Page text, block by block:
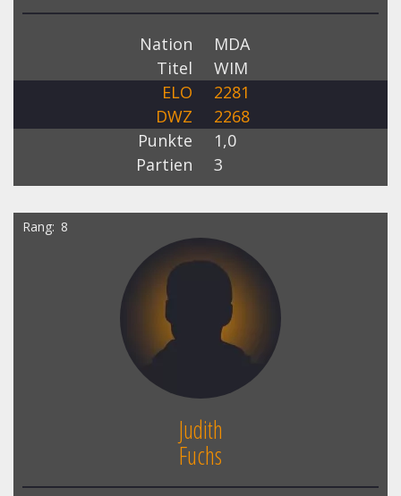
Nation
MDA
Titel
WIM
ELO
2281
DWZ
2268
Punkte
1,0
Partien
3
Rang 8
Judith
Fuchs